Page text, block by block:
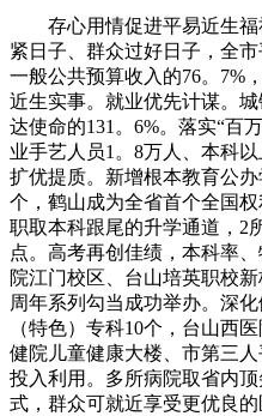
存心用情促进平易近生福
紧日子、群众过好日子，全
一般公共预算收入的76。7%
近生实事。就业优先计谋。
达使命的131。6%。落实“百
业手艺人员1。8万人、本科
扩优提质。新增根本教育公
个，鹤山成为全省首个全国
职取本科跟尾的升学通道，2
点。高考再创佳绩，本科率
院江门校区、台山培英职校
周年系列勾当成功举办。深
（特色）专科10个，台山西
健院儿童健康大楼、市第三
投入利用。多所病院取省内
式，群众可就近享受更优良